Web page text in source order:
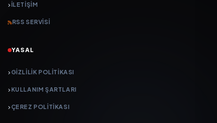
İLETIŞIM
RSS SERVISI
YASAL
GIZLILIK POLITIKASI
KULLANIM ŞARTLARI
ÇEREZ POLITIKASI